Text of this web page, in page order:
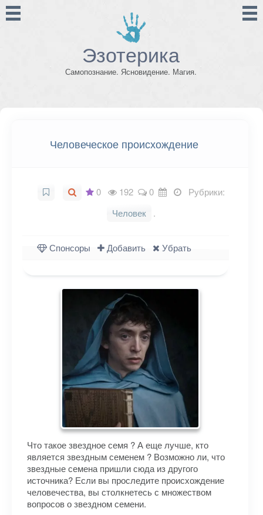
Эзотерика
Самопознание. Ясновидение. Магия.
Человеческое происхождение
0 192 0
Рубрики:
Человек
.
Спонсоры Добавить Убрать
Что такое звездное семя ? А еще лучше, кто
является звездным семенем ? Возможно ли, что
звездные семена пришли сюда из другого
источника? Если вы проследите происхождение
человечества, вы столкнетесь с множеством
вопросов о звездном семени.